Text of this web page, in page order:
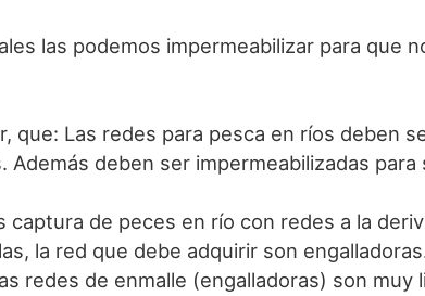
las podemos impermeabilizar para que
que: Las redes para pesca en ríos deben
deben ser impermeabilizadas
captura de peces en río con redes a la
la red que debe adquirir son
redes de enmalle (engalladoras) son